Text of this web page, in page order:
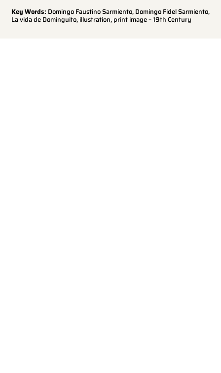
Key Words: Domingo Faustino Sarmiento, Domingo Fidel Sarmiento,
La vida de Dominguito, illustration, print image – 19th Century